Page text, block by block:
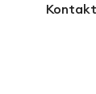
Kontakt